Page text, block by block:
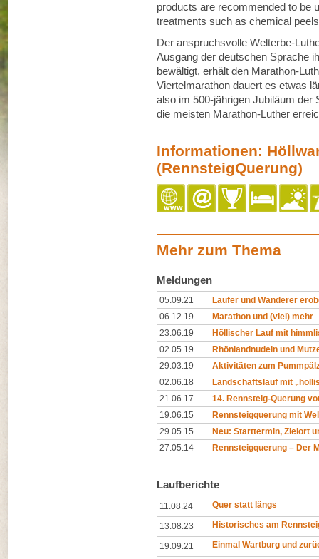
products are recommended to be
treatments such as chemical peels
Der anspruchsvolle Welterbe-
Ausgang der deutschen Sprache
bewältigt, erhält den Marathon-
Viertelmarathon dauert es etwas
also im 500-jährigen Jubiläum der
die meisten Marathon-Luther
Informationen:
(RennsteigQuerung)
Mehr zum Thema
Meldungen
05.09.21
Läufer und Wanderer
06.12.19
Marathon und (viel) mehr
23.06.19
Höllischer Lauf mit
02.05.19
Rhönlandnudeln und
29.03.19
Aktivitäten zum
02.06.18
Landschaftslauf mit
21.06.17
14. Rennsteig-Querung
19.06.15
Rennsteigquerung mit
29.05.15
Neu: Starttermin, Zielort
27.05.14
Rennsteigquerung – Der
Laufberichte
11.08.24 Quer statt längs
13.08.23 Historisches am
19.09.21 Einmal Wartburg und